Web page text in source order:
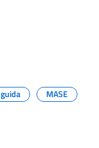
MASE